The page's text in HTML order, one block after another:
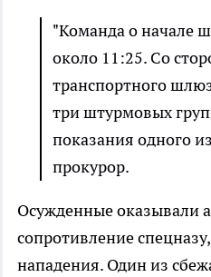
"Команда о начале
около 11:25. Со
транспортного
три штурмовых
показания одного
прокурор.
Осужденные оказывали
сопротивление
нападения. Один из